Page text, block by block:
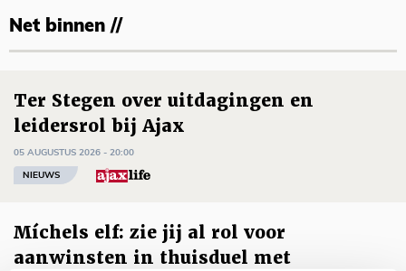
Net binnen //
Ter Stegen over uitdagingen en
leidersrol bij Ajax
05 AUGUSTUS 2026 - 20:00
NIEUWS
Míchels elf: zie jij al rol voor
aanwinsten in thuisduel met